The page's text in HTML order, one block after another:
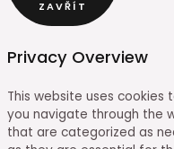
ZAVŘÍT
Privacy Overview
This website uses cookies
you navigate through the
that are categorized as